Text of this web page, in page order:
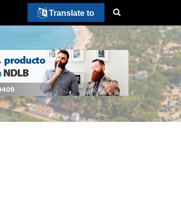
Translate to